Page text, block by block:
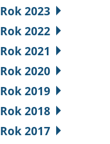
Rok 2023
Rok 2022
Rok 2021
Rok 2020
Rok 2019
Rok 2018
Rok 2017